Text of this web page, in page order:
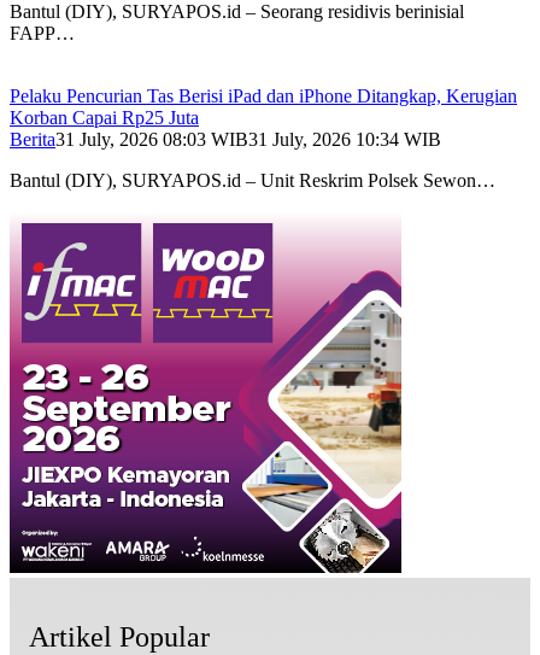
Bantul (DIY), SURYAPOS.id – Seorang residivis berinisial
FAPP…
Pelaku Pencurian Tas Berisi iPad dan iPhone Ditangkap, Kerugian
Korban Capai Rp25 Juta
Berita31 July, 2026 08:03 WIB31 July, 2026 10:34 WIB
Bantul (DIY), SURYAPOS.id – Unit Reskrim Polsek Sewon…
Artikel Popular